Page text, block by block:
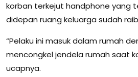
korban terkejut handphone yang
didepan ruang keluarga sudah
“Pelaku ini masuk dalam rumah
mencongkel jendela rumah saat
ucapnya.